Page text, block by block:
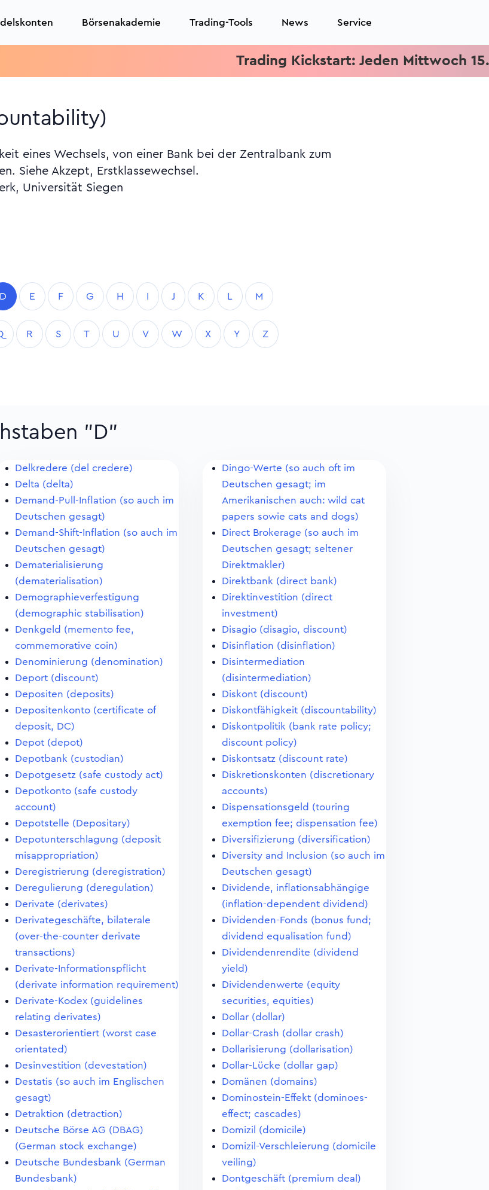
Börsenakademie Trading-Tools News Service
Trading Kickstart: Jeden Mittwoch 15.15
eines Wechsels, von einer Bank bei der Zentralbank zum
Siehe Akzept, Erstklassewechsel.
Universität Siegen
D E F G H I J K L M
R S T U V W X Y Z
"D"
Delkredere (del credere)
Delta (delta)
Demand-Pull-Inflation (so auch im
Deutschen gesagt)
Demand-Shift-Inflation (so auch im
Deutschen gesagt)
Dematerialisierung
(dematerialisation)
Demographieverfestigung
(demographic stabilisation)
Denkgeld (memento fee,
commemorative coin)
Denominierung (denomination)
Deport (discount)
Depositen (deposits)
Depositenkonto (certificate of
deposit, DC)
Depot (depot)
Depotbank (custodian)
Depotgesetz (safe custody act)
Depotkonto (safe custody
account)
Depotstelle (Depositary)
Depotunterschlagung (deposit
misappropriation)
Deregistrierung (deregistration)
Deregulierung (deregulation)
Derivate (derivates)
Derivategeschäfte, bilaterale
(over-the-counter derivate
transactions)
Derivate-Informationspflicht
(derivate information requirement)
Derivate-Kodex (guidelines
relating derivates)
Desasterorientiert (worst case
orientated)
Desinvestition (devestation)
Destatis (so auch im Englischen
gesagt)
Detraktion (detraction)
Deutsche Börse AG (DBAG)
(German stock exchange)
Deutsche Bundesbank (German
Bundesbank)
Dingo-Werte (so auch oft im
Deutschen gesagt; im
Amerikanischen auch: wild cat
papers sowie cats and dogs)
Direct Brokerage (so auch im
Deutschen gesagt; seltener
Direktmakler)
Direktbank (direct bank)
Direktinvestition (direct
investment)
Disagio (disagio, discount)
Disinflation (disinflation)
Disintermediation
(disintermediation)
Diskont (discount)
Diskontfähigkeit (discountability)
Diskontpolitik (bank rate policy;
discount policy)
Diskontsatz (discount rate)
Diskretionskonten (discretionary
accounts)
Dispensationsgeld (touring
exemption fee; dispensation fee)
Diversifizierung (diversification)
Diversity and Inclusion (so auch im
Deutschen gesagt)
Dividende, inflationsabhängige
(inflation-dependent dividend)
Dividenden-Fonds (bonus fund;
dividend equalisation fund)
Dividendenrendite (dividend
yield)
Dividendenwerte (equity
securities, equities)
Dollar (dollar)
Dollar-Crash (dollar crash)
Dollarisierung (dollarisation)
Dollar-Lücke (dollar gap)
Domänen (domains)
Dominostein-Effekt (dominoes-
effect; cascades)
Domizil (domicile)
Domizil-Verschleierung (domicile
veiling)
Dontgeschäft (premium deal)